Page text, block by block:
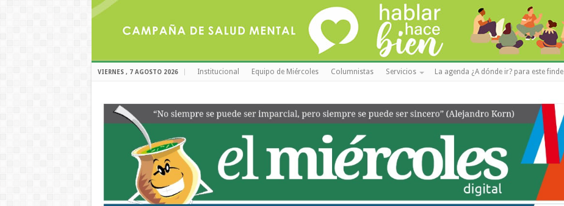
VIERNES , 7 AGOSTO 2026 Institucional Equipo de Miércoles Columnistas Servicios La agenda ¿A dónde ir? para este finde